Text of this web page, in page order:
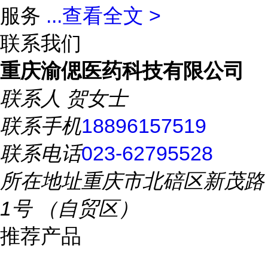
服务 ...查看全文 >
联系我们
重庆渝偲医药科技有限公司
联系人 贺女士
联系手机18896157519
联系电话023-62795528
所在地址重庆市北碚区新茂路
1号 （自贸区）
推荐产品